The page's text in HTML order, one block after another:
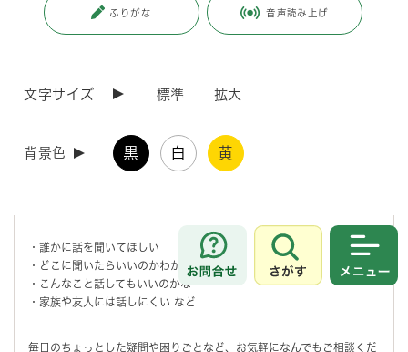
ふりがな 音声読み上げ
文字サイズ 標準 拡大
背景色 黒 白 黄
お問合せ
さがす
更新日付：2025年10月19日 / ページ番号：C058535
なんでも子ども相談窓口では、概ね15歳までのお子さんとそのご家
・誰かに話を聞いてほしい
・どこに聞いたらいいのかわからない
・こんなこと話してもいいのかな
・家族や友人には話しにくい など
毎日のちょっとした疑問や困りごとなど、お気軽になんでもご相談くだ